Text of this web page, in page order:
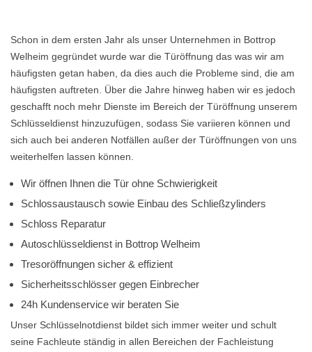
Schon in dem ersten Jahr als unser Unternehmen in Bottrop
Welheim gegründet wurde war die Türöffnung das was wir am
häufigsten getan haben, da dies auch die Probleme sind, die am
häufigsten auftreten. Über die Jahre hinweg haben wir es jedoch
geschafft noch mehr Dienste im Bereich der Türöffnung unserem
Schlüsseldienst hinzuzufügen, sodass Sie variieren können und
sich auch bei anderen Notfällen außer der Türöffnungen von uns
weiterhelfen lassen können.
Wir öffnen Ihnen die Tür ohne Schwierigkeit
Schlossaustausch sowie Einbau des Schließzylinders
Schloss Reparatur
Autoschlüsseldienst in Bottrop Welheim
Tresoröffnungen sicher & effizient
Sicherheitsschlösser gegen Einbrecher
24h Kundenservice wir beraten Sie
Unser Schlüsselnotdienst bildet sich immer weiter und schult
seine Fachleute ständig in allen Bereichen der Fachleistung